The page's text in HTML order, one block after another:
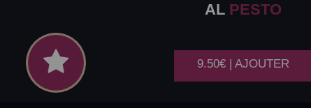
ALPESTO
9.50€ | AJOUTER